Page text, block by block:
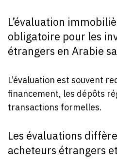
L’évaluation
obligatoire pour les
étrangers en Arabie
L’évaluation est souvent
financement, les dépôts
transactions formelles.
Les évaluations
acheteurs étrangers